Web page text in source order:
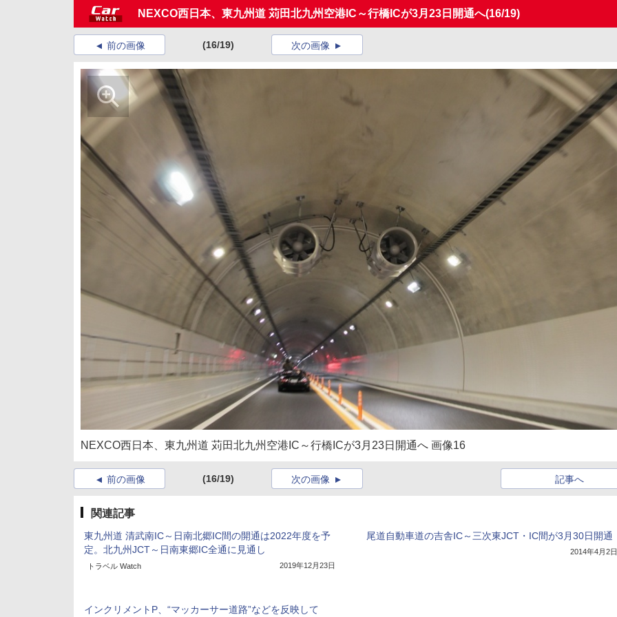
NEXCO西日本、東九州道 苅田北九州空港IC～行橋ICが3月23日開通へ(16/19)
前の画像 (16/19) 次の画像
NEXCO西日本、東九州道 苅田北九州空港IC～行橋ICが3月23日開通へ 画像16
前の画像 (16/19) 記事へ
次の画像
関連記事
東九州道 清武南IC～日南北郷IC間の開通は2022年度を予
定。北九州JCT～日南東郷IC全通に見通し
トラベル Watch 2019年12月23日
尾道自動車道の吉舎IC～三次東JCT・IC間が3月30日開通
2014年4月2日
インクリメントP、“マッカーサー道路”などを反映して